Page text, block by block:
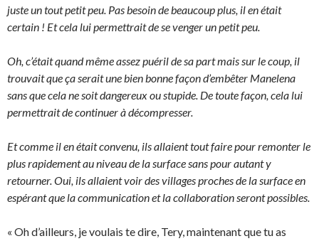
juste un tout petit peu. Pas besoin de beaucoup plus, il en était
certain ! Et cela lui permettrait de se venger un petit peu.
Oh, c’était quand même assez puéril de sa part mais sur le coup, il
trouvait que ça serait une bien bonne façon d’embêter Manelena
sans que cela ne soit dangereux ou stupide. De toute façon, cela lui
permettrait de continuer à décompresser.
Et comme il en était convenu, ils allaient tout faire pour remonter le
plus rapidement au niveau de la surface sans pour autant y
retourner. Oui, ils allaient voir des villages proches de la surface en
espérant que la communication et la collaboration seront possibles.
« Oh d’ailleurs, je voulais te dire, Tery, maintenant que tu as